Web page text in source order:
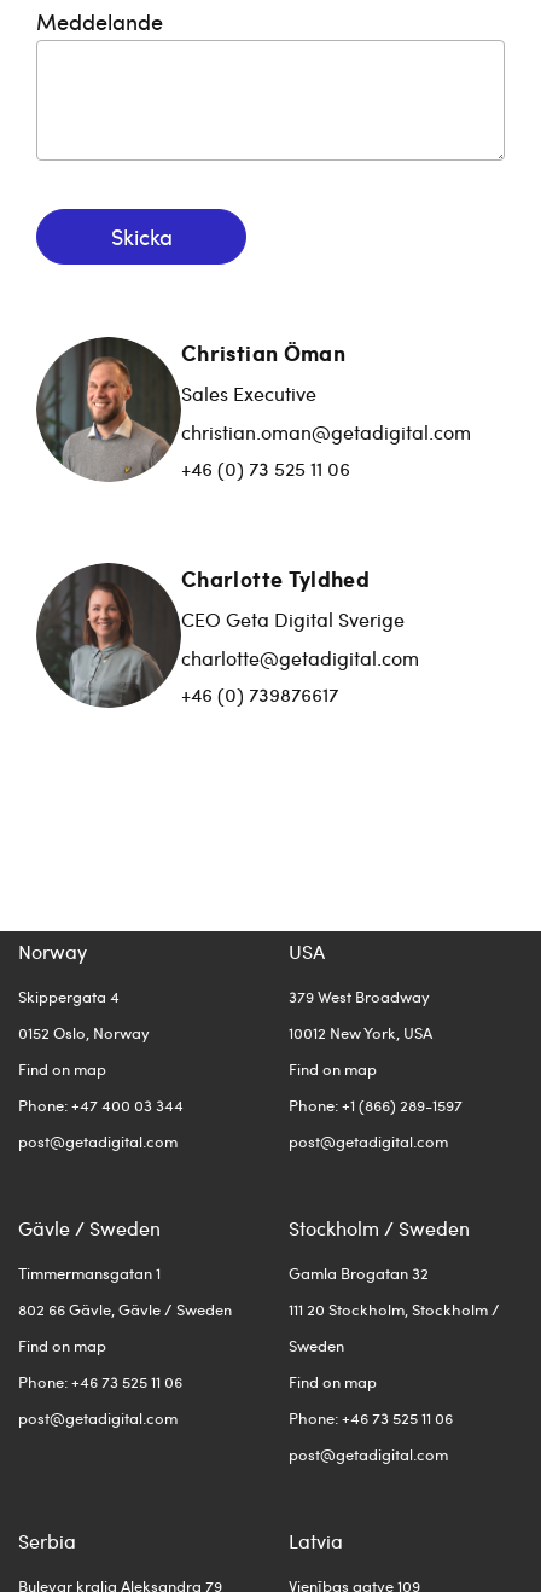
Meddelande
Skicka
Christian Öman
Sales Executive
christian.oman@getadigital.com
+46 (0) 73 525 11 06
Charlotte Tyldhed
CEO Geta Digital Sverige
charlotte@getadigital.com
+46 (0) 739876617
Norway
Skippergata 4
0152 Oslo, Norway
Find on map
Phone: +47 400 03 344
post@getadigital.com
USA
379 West Broadway
10012 New York, USA
Find on map
Phone: +1 (866) 289-1597
post@getadigital.com
Gävle / Sweden
Timmermansgatan 1
802 66 Gävle, Gävle / Sweden
Find on map
Phone: +46 73 525 11 06
post@getadigital.com
Stockholm / Sweden
Gamla Brogatan 32
111 20 Stockholm, Stockholm /
Sweden
Find on map
Phone: +46 73 525 11 06
post@getadigital.com
Serbia
Bulevar kralja Aleksandra 79
Latvia
Vienības gatve 109